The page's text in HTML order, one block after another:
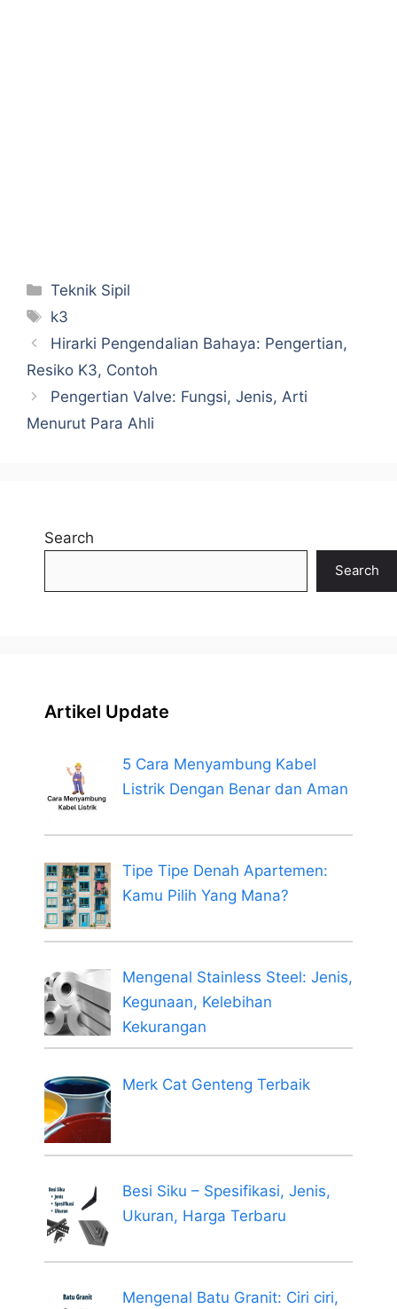
Categories
Teknik Sipil
Tags
k3
Hirarki Pengendalian Bahaya: Pengertian,
Resiko K3, Contoh
Pengertian Valve: Fungsi, Jenis, Arti
Menurut Para Ahli
Search
Search
Artikel Update
5 Cara Menyambung Kabel
Listrik Dengan Benar dan Aman
Tipe Tipe Denah Apartemen:
Kamu Pilih Yang Mana?
Mengenal Stainless Steel: Jenis,
Kegunaan, Kelebihan
Kekurangan
Merk Cat Genteng Terbaik
Besi Siku – Spesifikasi, Jenis,
Ukuran, Harga Terbaru
Mengenal Batu Granit: Ciri ciri,